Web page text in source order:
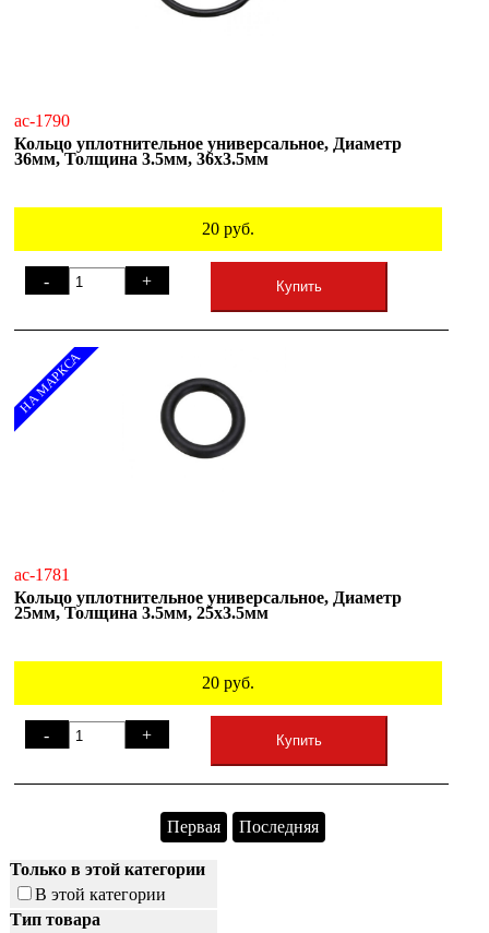
ac-1790
Кольцо уплотнительное универсальное, Диаметр
36мм, Толщина 3.5мм, 36х3.5мм
20 руб.
- + Купить
НА МАРКСА
ac-1781
Кольцо уплотнительное универсальное, Диаметр
25мм, Толщина 3.5мм, 25х3.5мм
20 руб.
- + Купить
Первая Последняя
Только в этой категории
В этой категории
Тип товара